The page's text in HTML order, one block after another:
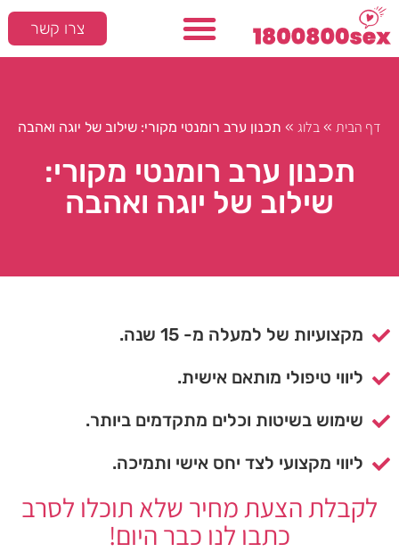
צרו קשר
דף הבית » בלוג » תכנון ערב רומנטי מקורי: שילוב של יוגה ואהבה
תכנון ערב רומנטי מקורי:
שילוב של יוגה ואהבה
מקצועיות של למעלה מ- 15 שנה.
ליווי טיפולי מותאם אישית.
שימוש בשיטות וכלים מתקדמים ביותר.
ליווי מקצועי לצד יחס אישי ותמיכה.
לקבלת הצעת מחיר שלא תוכלו לסרב
כתבו לנו כבר היום!